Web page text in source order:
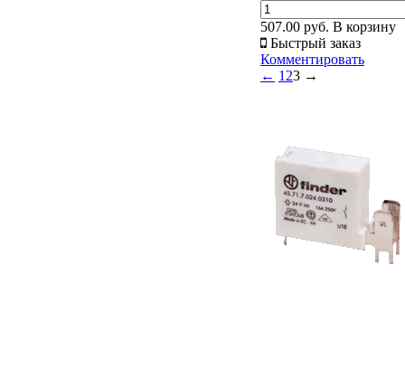
507.00 руб. В корзину
Быстрый заказ
Комментировать
← 1 23 →